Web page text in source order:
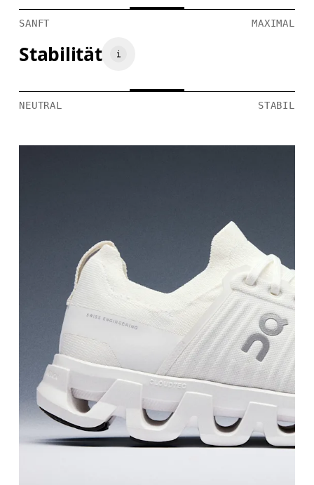
SANFT MAXIMAL
Stabilität
NEUTRAL STABIL